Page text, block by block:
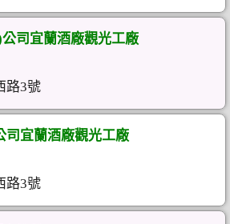
司宜蘭酒廠觀光工廠
路3號
司宜蘭酒廠觀光工廠
路3號